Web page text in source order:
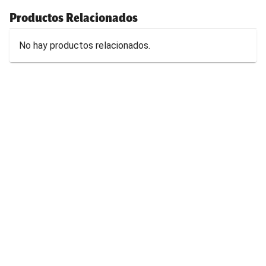
Productos Relacionados
No hay productos relacionados.